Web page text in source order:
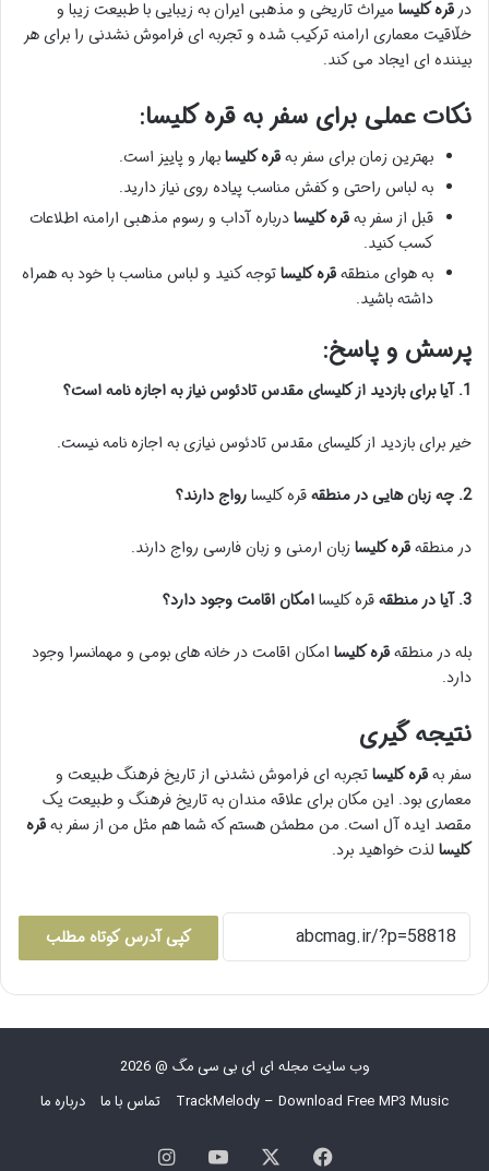
در قره کلیسا میراث تاریخی و مذهبی ایران به زیبایی با طبیعت زیبا و
خلّاقیت معماری ارامنه ترکیب شده و تجربه ای فراموش نشدنی را برای هر
بیننده ای ایجاد می کند.
نکات عملی برای سفر به قره کلیسا:
بهترین زمان برای سفر بهقره کلیسابهار و پاییز است.
به لباس راحتی و کفش مناسب پیاده روی نیاز دارید.
قبل از سفر بهقره کلیسادرباره آداب و رسوم مذهبی ارامنه اطلاعات
کسب کنید.
به هوای منطقهقره کلیساتوجه کنید و لباس مناسب با خود به همراه
داشته باشید.
پرسش و پاسخ:
1. آیا برای بازدید از کلیسای مقدس تادئوس نیاز به اجازه نامه است؟
خیر برای بازدید از کلیسای مقدس تادئوس نیازی به اجازه نامه نیست.
2. چه زبان هایی در منطقه قره کلیسارواج دارند؟
در منطقهقره کلیسا زبان ارمنی و زبان فارسی رواج دارند.
3. آیا در منطقه قره کلیساامکان اقامت وجود دارد؟
بله در منطقهقره کلیسا امکان اقامت در خانه های بومی و مهمانسرا وجود
دارد.
نتیجه گیری
سفر بهقره کلیساتجربه ای فراموش نشدنی از تاریخ فرهنگ طبیعت و
معماری بود. این مکان برای علاقه مندان به تاریخ فرهنگ و طبیعت یک
مقصد ایده آل است. من مطمئن هستم که شما هم مثل من از سفر بهقره
کلیسا لذت خواهید برد.
کپی آدرس کوتاه مطلب
وب سایت مجله ای ای بی سی مگ @ 2026
TrackMelody – Download Free MP3 Music
تماس با ما درباره ما
فیس یوتیوباینستاگرام